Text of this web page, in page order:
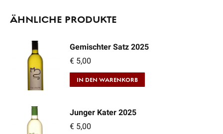
ÄHNLICHE PRODUKTE
Gemischter Satz 2025
€ 5,00
IN DEN WARENKORB
Junger Kater 2025
€ 5,00